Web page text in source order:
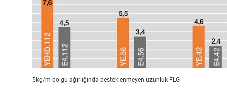
5kg/m dolgu ağırlığında desteklenmeyen uzunluk FLG